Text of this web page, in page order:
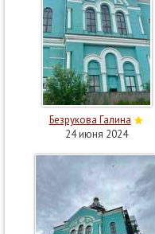
Безрукова Галина
24 июня 2024